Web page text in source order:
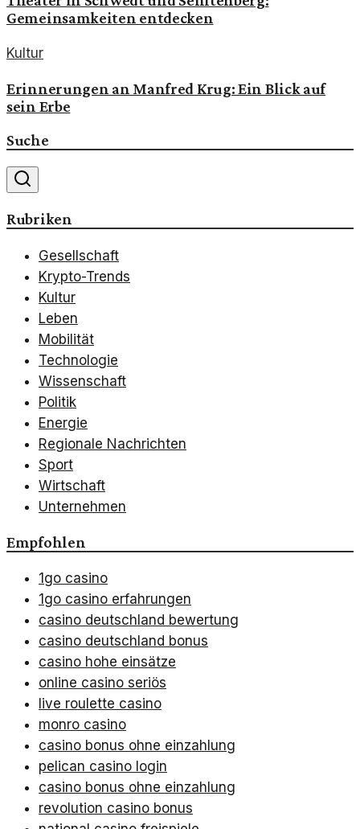
Gemeinsamkeiten entdecken
Kultur
Erinnerungen an Manfred Krug: Ein Blick auf
sein Erbe
Suche
Rubriken
Gesellschaft
Krypto-Trends
Kultur
Leben
Mobilität
Technologie
Wissenschaft
Politik
Energie
Regionale Nachrichten
Sport
Wirtschaft
Unternehmen
Empfohlen
1go casino
1go casino erfahrungen
casino deutschland bewertung
casino deutschland bonus
casino hohe einsätze
online casino seriös
live roulette casino
monro casino
casino bonus ohne einzahlung
pelican casino login
casino bonus ohne einzahlung
revolution casino bonus